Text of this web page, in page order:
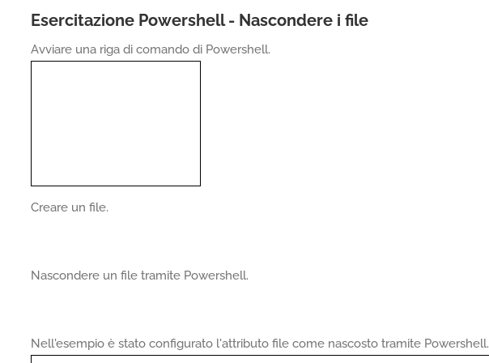
Esercitazione Powershell - Nascondere i file
Avviare una riga di comando di Powershell.
Creare un file.
Nascondere un file tramite Powershell.
Nell'esempio è stato configurato l'attributo file come nascosto tramite Powershell.